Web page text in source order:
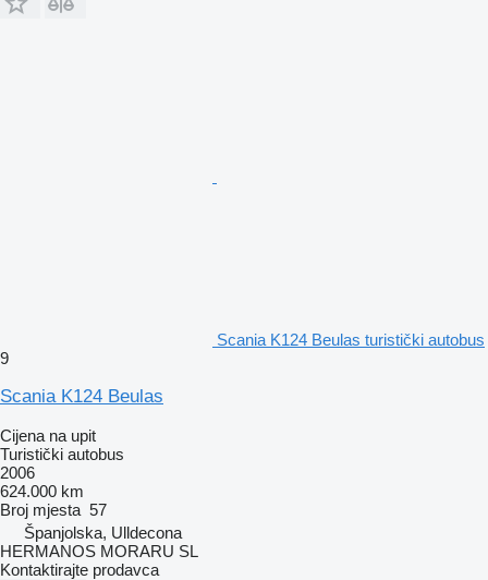
Scania K124 Beulas turistički autobus
9
Scania K124 Beulas
Cijena na upit
Turistički autobus
2006
624.000 km
Broj mjesta 57
Španjolska, Ulldecona
HERMANOS MORARU SL
Kontaktirajte prodavca